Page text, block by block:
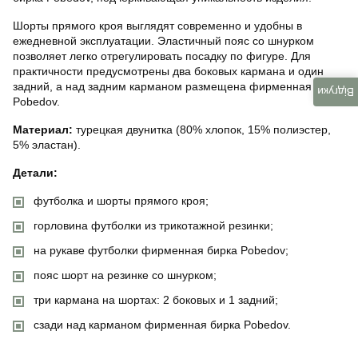
Шорты прямого кроя выглядят современно и удобны в
ежедневной эксплуатации. Эластичный пояс со шнурком
позволяет легко отрегулировать посадку по фигуре. Для
практичности предусмотрены два боковых кармана и один
задний, а над задним карманом размещена фирменная бирка
Pobedov.
Материал: турецкая двунитка (80% хлопок, 15% полиэстер,
5% эластан).
Детали:
футболка и шорты прямого кроя;
горловина футболки из трикотажной резинки;
на рукаве футболки фирменная бирка Pobedov;
пояс шорт на резинке со шнурком;
три кармана на шортах: 2 боковых и 1 задний;
сзади над карманом фирменная бирка Pobedov.
Відгуки